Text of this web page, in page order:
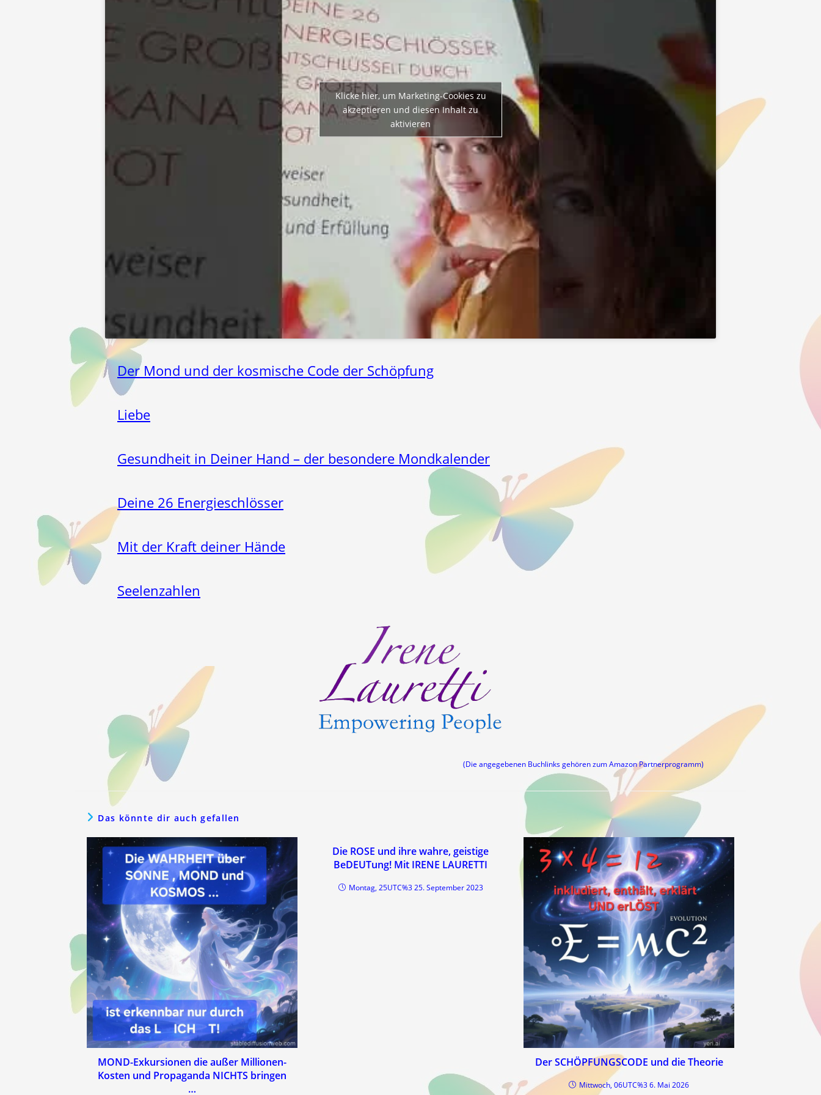
Klicke hier, um Marketing-Cookies zu
akzeptieren und diesen Inhalt zu
aktivieren
Der Mond und der kosmische Code der Schöpfung
Liebe
Gesundheit in Deiner Hand – der besondere Mondkalender
Deine 26 Energieschlösser
Mit der Kraft deiner Hände
Seelenzahlen
(Die angegebenen Buchlinks gehören zum Amazon Partnerprogramm)
Das könnte dir auch gefallen
MOND-Exkursionen die außer Millionen-
Kosten und Propaganda NICHTS bringen
…
Die ROSE und ihre wahre, geistige
BeDEUTung! Mit IRENE LAURETTI
Montag, 25UTC%3 25. September 2023
Der SCHÖPFUNGSCODE und die Theorie
Mittwoch, 06UTC%3 6. Mai 2026